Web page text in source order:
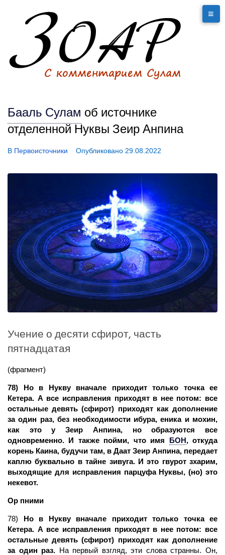
Бааль Сулам об источнике
отделенной Нуквы Зеир Анпина
В Первоисточники Опубликовано 29.08.2022
Учение о десяти сфирот, часть
пятнадцатая
(фрагмент)
78) Но в Нукву вначале приходит только точка ее
Кетера. А все исправления приходят в нее потом: все
остальные девять (сфирот) приходят как дополнение
за один раз, без необходимости ибура, еника и мохин,
как это у Зеир Анпина, но образуются все
одновременно. И также пойми, что имя
БОН,откуда
корень Каина, будучи там, в Даат Зеир Анпина, передает
каплю буквально в тайне зивуга. И это гвурот зхарим,
выходящие для исправления парцуфа Нуквы, (но) это
некевот.
Ор пними
78) Но в Нукву вначале приходит только точка ее
Кетера. А все исправления приходят в нее потом: все
остальные девять (сфирот) приходят как дополнение
за один раз. На первый взгляд, эти слова странны. Он,